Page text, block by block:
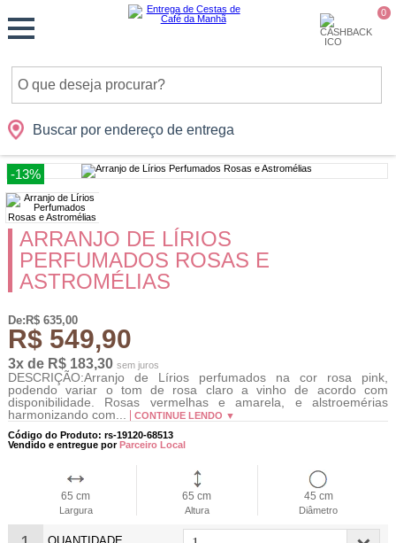
0
Buscar por endereço de entrega
Cidades Presentes Datas Shopping
Monte
sua
Cesta
-13%
ARRANJO DE LÍRIOS
PERFUMADOS ROSAS E
ASTROMÉLIAS
De:R$ 635,00
R$ 549,90
3x de R$ 183,30 sem juros
DESCRIÇÃO:Arranjo de Lírios perfumados na cor rosa pink,
podendo variar o tom de rosa claro a vinho de acordo com
disponibilidade. Rosas vermelhas e amarela, e alstroemérias
harmonizando com...
CONTINUE LENDO ▼
Código do Produto: rs-19120-68513
Vendido e entregue porParceiro Local
65 cm
Largura
65 cm
Altura
45 cm
Diâmetro